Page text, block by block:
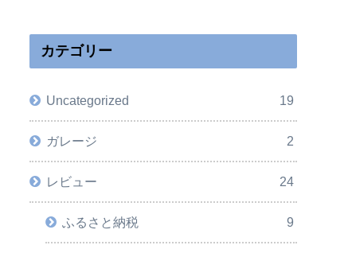
カテゴリー
Uncategorized 19
ガレージ 2
レビュー 24
ふるさと納税 9